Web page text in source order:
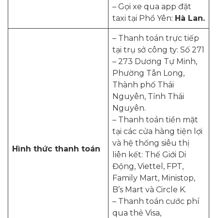
– Gọi xe qua app đặt
taxi tại Phổ Yên: Hà Lan.
Hình thức thanh toán
– Thanh toán trực tiếp
tại trụ sở công ty: Số 271
– 273 Dương Tự Minh,
Phường Tân Long,
Thành phố Thái
Nguyên, Tỉnh Thái
Nguyên.
– Thanh toán tiền mặt
tại các cửa hàng tiện lợi
và hệ thống siêu thị
liên kết: Thế Giới Di
Động, Viettel, FPT,
Family Mart, Ministop,
B’s Mart và Circle K.
– Thanh toán cước phí
qua thẻ Visa,